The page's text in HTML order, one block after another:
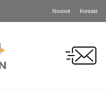
Novosti Kontakt